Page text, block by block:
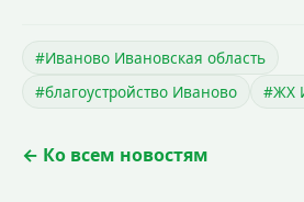
#Иваново Ивановская область
#благоустройство Иваново
#ЖХ
← Ко всем новостям